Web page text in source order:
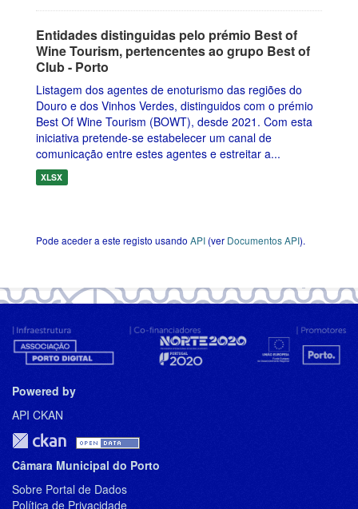
Entidades distinguidas pelo prémio Best of
Wine Tourism, pertencentes ao grupo Best of
Club - Porto
Listagem dos agentes de enoturismo das regiões do
Douro e dos Vinhos Verdes, distinguidos com o prémio
Best Of Wine Tourism (BOWT), desde 2021. Com esta
iniciativa pretende-se estabelecer um canal de
comunicação entre estes agentes e estreitar a...
XLSX
Pode aceder a este registo usando API(ver Documentos API).
Powered by
API CKAN
Câmara Municipal do Porto
Sobre Portal de Dados
Política de Privacidade